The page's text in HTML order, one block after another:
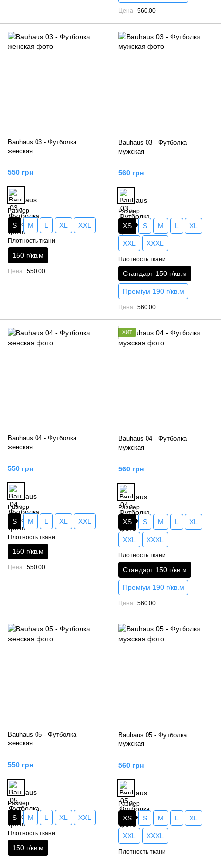
Цена 560.00
Bauhaus 03 - Футболка
женская
550 грн
Размер
S M L XL XXL
Плотность ткани
150 г/кв.м
Цена 550.00
Bauhaus 03 - Футболка
мужская
560 грн
Размер
XS S M L XL
XXL XXXL
Плотность ткани
Стандарт 150 г/кв.м
Преміум 190 г/кв.м
Цена 560.00
Bauhaus 04 - Футболка
женская
550 грн
Размер
S M L XL XXL
Плотность ткани
150 г/кв.м
Цена 550.00
ХИТ
Bauhaus 04 - Футболка
мужская
560 грн
Размер
XS S M L XL
XXL XXXL
Плотность ткани
Стандарт 150 г/кв.м
Преміум 190 г/кв.м
Цена 560.00
Bauhaus 05 - Футболка
женская
550 грн
Размер
S M L XL XXL
Плотность ткани
150 г/кв.м
Bauhaus 05 - Футболка
мужская
560 грн
Размер
XS S M L XL
XXL XXXL
Плотность ткани